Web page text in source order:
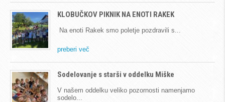
KLOBUČKOV PIKNIK NA ENOTI RAKEK
Na enoti Rakek smo poletje pozdravili s
preberi več
Sodelovanje s starši v oddelku Miške
V našem oddelku veliko pozornosti namenjamo
sodelo